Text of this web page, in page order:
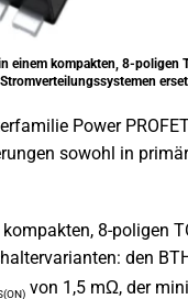
einem kompakten, 8-
Power
sowohl in
8-poligen
den
von 1,5 mΩ, der